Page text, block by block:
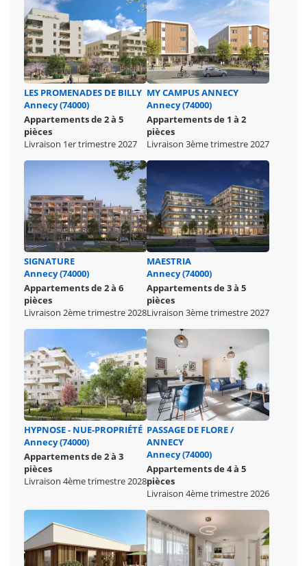
LES PROMENADES DE BILLY
Annecy (74000)
Appartements de 2 à 5
pièces
Livraison 1er trimestre 2027
MY CAMPUS ANNECY
Annecy (74000)
Appartements de 1 à 2
pièces
Livraison 3ème trimestre 2027
SIGNATURE
Annecy (74000)
Appartements de 2 à 6
pièces
Livraison 2ème trimestre 2028
MAESTRIA
Annecy (74000)
Appartements de 3 à 5
pièces
Livraison 3ème trimestre 2027
HYPNOSE - NUE-PROPRIÉTÉ
Annecy (74000)
Appartements de 2 à 3
pièces
Livraison 4ème trimestre 2028
PASSAGE DE FLORE /
ANNECY
Annecy (74000)
Appartements de 4 à 5
pièces
Livraison 4ème trimestre 2026